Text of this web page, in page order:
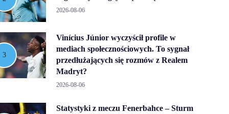
2026-08-06
Vinícius Júnior wyczyścił profile w
mediach społecznościowych. To sygnał
przedłużających się rozmów z Realem
Madryt?
2026-08-06
Statystyki z meczu Fenerbahce – Sturm